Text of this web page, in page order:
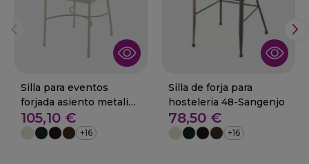
Silla para eventos
forjada asiento metalico
48-Viladecans
105,10 €
+16
Silla de forja para
hosteleria 48-Sangenjo
78,50 €
+16